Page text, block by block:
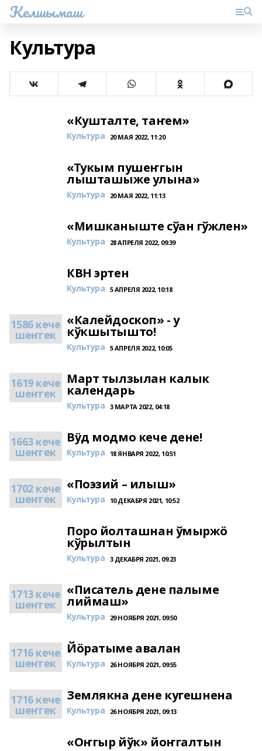
Келшымаш
Культура
«Кушталте, таҥем»
Культура 20 МАЯ 2022, 11:20
«Тукым пушеҥгын
лышташыже улына»
Культура 20 МАЯ 2022, 11:13
«Мишканыште сўан гўжлен»
Культура 28 АПРЕЛЯ 2022, 09:39
КВН эртен
Культура 5 АПРЕЛЯ 2022, 10:18
1586 кече
шеҥгек
«Калейдоскоп» - у
кўкшытышто!
Культура 5 АПРЕЛЯ 2022, 10:05
1619 кече
шеҥгек
Март тылзылан калык
календарь
Культура 3 МАРТА 2022, 04:18
1663 кече
шеҥгек
Вӱд модмо кече дене!
Культура 18 ЯНВАРЯ 2022, 10:51
1702 кече
шеҥгек
«Поэзий – илыш»
Культура 10 ДЕКАБРЯ 2021, 10:52
Поро йолташнан ўмыржӧ
кўрылтын
Культура 3 ДЕКАБРЯ 2021, 09:23
1713 кече
шеҥгек
«Писатель дене палыме
лиймаш»
Культура 29 НОЯБРЯ 2021, 09:50
1716 кече
шеҥгек
Йӧратыме авалан
Культура 26 НОЯБРЯ 2021, 09:55
1716 кече
шеҥгек
Землякна дене кугешнена
Культура 26 НОЯБРЯ 2021, 09:13
«Оҥгыр йўк» йоҥгалтын